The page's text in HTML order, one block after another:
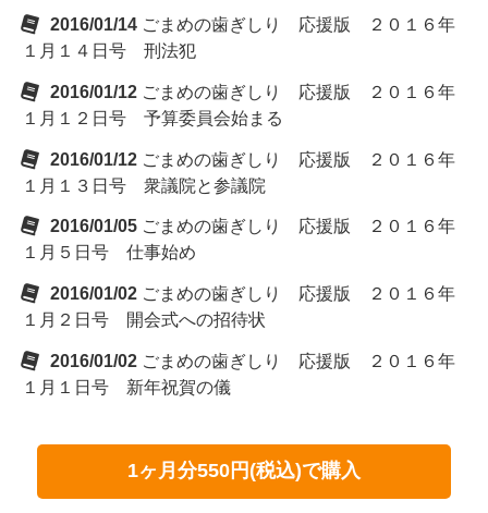
2016/01/14 ごまめの歯ぎしり 応援版 ２０１６年
１月１４日号 刑法犯
2016/01/12 ごまめの歯ぎしり 応援版 ２０１６年
１月１２日号 予算委員会始まる
2016/01/12 ごまめの歯ぎしり 応援版 ２０１６年
１月１３日号 衆議院と参議院
2016/01/05 ごまめの歯ぎしり 応援版 ２０１６年
１月５日号 仕事始め
2016/01/02 ごまめの歯ぎしり 応援版 ２０１６年
１月２日号 開会式への招待状
2016/01/02 ごまめの歯ぎしり 応援版 ２０１６年
１月１日号 新年祝賀の儀
1ヶ月分550円(税込)で購入